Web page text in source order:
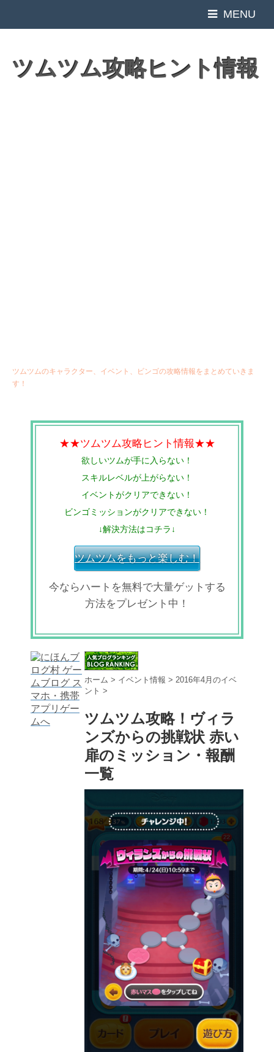
MENU
ツムツム攻略ヒント情報
ツムツムのキャラクター、イベント、ビンゴの攻略情報をまとめていきま
す！
★★ツムツム攻略ヒント情報★★
欲しいツムが手に入らない！
スキルレベルが上がらない！
イベントがクリアできない！
ビンゴミッションがクリアできない！
↓解決方法はコチラ↓
ツムツムをもっと楽しむ！
今ならハートを無料で大量ゲットする
方法をプレゼント中！
ホーム > イベント情報 > 2016年4月のイベ
ント >
ツムツム攻略！ヴィラ
ンズからの挑戦状 赤い
扉のミッション・報酬
一覧